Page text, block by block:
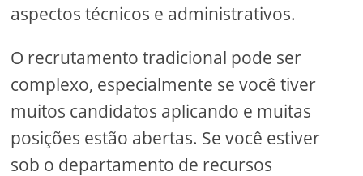
aspectos técnicos e administrativos.
O recrutamento tradicional pode ser
complexo, especialmente se você tiver
muitos candidatos aplicando e muitas
posições estão abertas. Se você estiver
sob o departamento de recursos